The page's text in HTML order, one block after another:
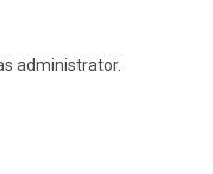
administrator.